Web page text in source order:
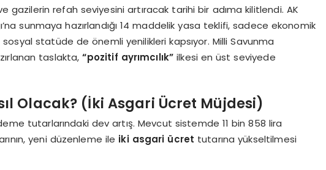
gazilerin refah seviyesini artıracak tarihi bir adıma kilitlendi. AK
sunmaya hazırlandığı 14 maddelik yasa teklifi, sadece ekonomik
statüde de önemli yenilikleri kapsıyor. Milli Savunma
taslakta,“pozitif ayrımcılık” ilkesi en üst seviyede
Olacak? (İki Asgari Ücret Müjdesi)
tutarlarındaki dev artış. Mevcut sistemde 11 bin 858 lira
yeni düzenleme ile iki asgari ücret tutarına yükseltilmesi